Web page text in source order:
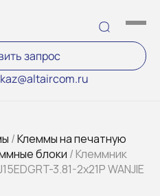
запрос
/Клеммы на печатную
блоки / Клеммник
3.81-2x21P WANJIE